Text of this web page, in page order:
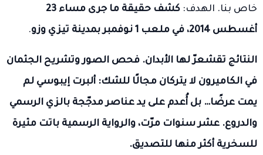
خاص بنا. الهدف:
كشف حقيقة ما جرى مساء 23
أغسطس 2014، في ملعب 1 نوفمبر بمدينة تيزي وزو
.
النتائج تقشعرّ لها الأبدان. فحص الصور وتشريح الجثمان
في الكاميرون لا يتركان مجالًا للشك: ألبرت إيبوسي لم
يمت عرضًا… بل أُعدم على يد عناصر مدجّجة بالزي الرسمي
والدروع. عشر سنوات مرّت، والرواية الرسمية باتت مثيرة
للسخرية أكثر منها للتصديق.